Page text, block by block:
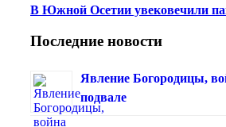
В Южной Осетии увековечили
Последние новости
Явление Богородицы,
подвале